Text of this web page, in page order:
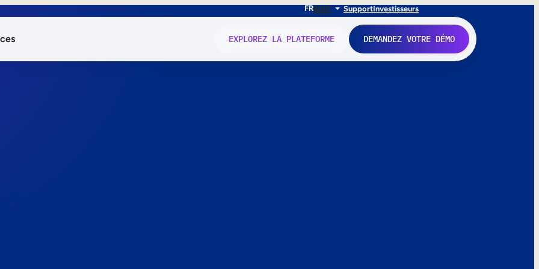
FRENIT SupportInvestisseurs
EXPLOREZ LA PLATEFORME DEMANDEZ VOTRE DÉMO